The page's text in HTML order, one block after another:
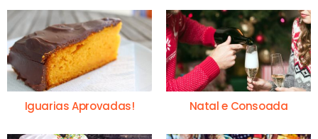
Iguarias Aprovadas! Natal e Consoada